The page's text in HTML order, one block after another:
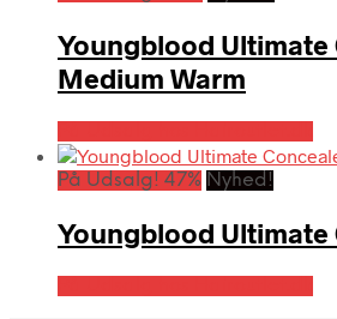
Youngblood Ultimate
Medium Warm
På Udsalg! 47% Nyhed!
Youngblood Ultimate